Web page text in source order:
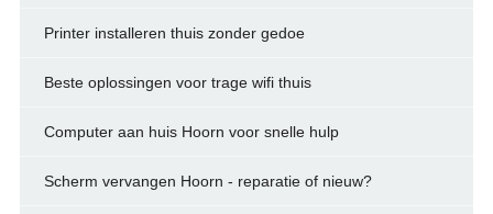
Printer installeren thuis zonder gedoe
Beste oplossingen voor trage wifi thuis
Computer aan huis Hoorn voor snelle hulp
Scherm vervangen Hoorn - reparatie of nieuw?